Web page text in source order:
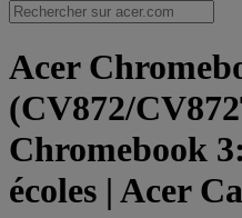
Acer
(CV872/
Chromebook
écoles | Acer